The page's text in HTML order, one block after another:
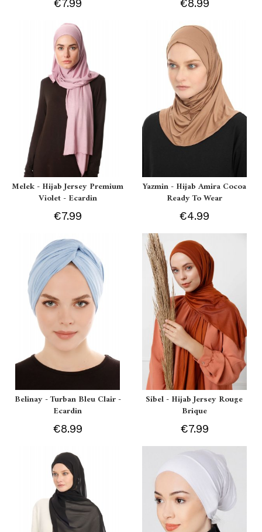
€7.99 €8.99
Melek - Hijab Jersey Premium
Violet - Ecardin
€7.99
Yazmin - Hijab Amira Cocoa
Ready To Wear
€4.99
Belinay - Turban Bleu Clair -
Ecardin
€8.99
Sibel - Hijab Jersey Rouge
Brique
€7.99